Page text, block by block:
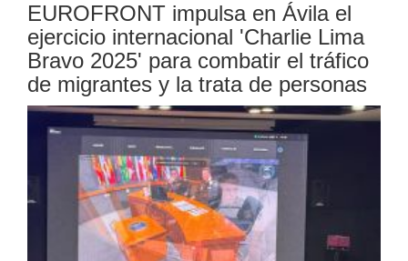
EUROFRONT impulsa en Ávila el
ejercicio internacional 'Charlie Lima
Bravo 2025' para combatir el tráfico
de migrantes y la trata de personas